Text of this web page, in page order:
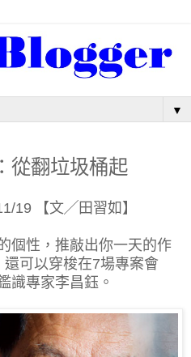
▼
從翻垃圾桶起
19 【文╱田習如】
個性，推敲出你一天的作
可以穿梭在7場專案會
識專家李昌鈺。